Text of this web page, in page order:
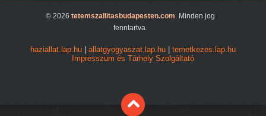
© 2026 tetemszallitasbudapesten.com. Minden jog
fenntartva.
haziallat.lap.hu allatgyogyaszat.lap.hu
temetkezes.lap.hu
Impresszum és Tárhely Szolgáltató